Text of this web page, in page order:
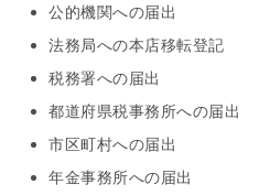
公的機関への届出
法務局への本店移転登記
税務署への届出
都道府県税事務所への届出
市区町村への届出
年金事務所への届出